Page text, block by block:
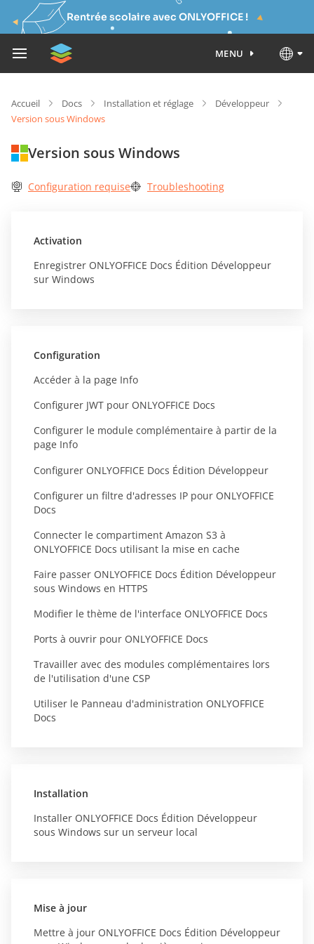
Rentrée scolaire avec ONLYOFFICE !
MENU
Accueil Docs Installation et réglage
Développeur
Version sous Windows
Version sous Windows
Configuration requise Troubleshooting
Activation
Enregistrer ONLYOFFICE Docs Édition Développeur
sur Windows
Configuration
Accéder à la page Info
Configurer JWT pour ONLYOFFICE Docs
Configurer le module complémentaire à partir de la
page Info
Configurer ONLYOFFICE Docs Édition Développeur
Configurer un filtre d'adresses IP pour ONLYOFFICE
Docs
Connecter le compartiment Amazon S3 à
ONLYOFFICE Docs utilisant la mise en cache
Faire passer ONLYOFFICE Docs Édition Développeur
sous Windows en HTTPS
Modifier le thème de l'interface ONLYOFFICE Docs
Ports à ouvrir pour ONLYOFFICE Docs
Travailler avec des modules complémentaires lors
de l'utilisation d'une CSP
Utiliser le Panneau d'administration ONLYOFFICE
Docs
Installation
Installer ONLYOFFICE Docs Édition Développeur
sous Windows sur un serveur local
Mise à jour
Mettre à jour ONLYOFFICE Docs Édition Développeur